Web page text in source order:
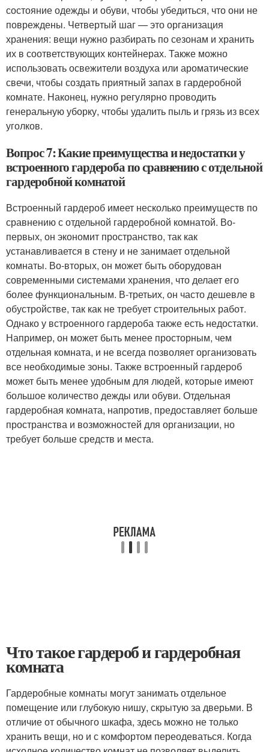
состояние одежды и обуви, чтобы убедиться, что они не
повреждены. Четвертый шаг — это организация
хранения: вещи нужно разбирать по сезонам и хранить
их в соответствующих контейнерах. Также можно
использовать освежители воздуха или ароматические
свечи, чтобы создать приятный запах в гардеробной
комнате. Наконец, нужно регулярно проводить
генеральную уборку, чтобы удалить пыль и грязь из всех
уголков.
Вопрос 7: Какие преимущества и недостатки у
встроенного гардероба по сравнению с отдельной
гардеробной комнатой
Встроенный гардероб имеет несколько преимуществ по
сравнению с отдельной гардеробной комнатой. Во-
первых, он экономит пространство, так как
устанавливается в стену и не занимает отдельной
комнаты. Во-вторых, он может быть оборудован
современными системами хранения, что делает его
более функциональным. В-третьих, он часто дешевле в
обустройстве, так как не требует строительных работ.
Однако у встроенного гардероба также есть недостатки.
Например, он может быть менее просторным, чем
отдельная комната, и не всегда позволяет организовать
все необходимые зоны. Также встроенный гардероб
может быть менее удобным для людей, которые имеют
большое количество дежды или обуви. Отдельная
гардеробная комната, напротив, предоставляет больше
пространства и возможностей для организации, но
требует больше средств и места.
Что такое гардероб и гардеробная
комната
Гардеробные комнаты могут занимать отдельное
помещение или глубокую нишу, скрытую за дверьми. В
отличие от обычного шкафа, здесь можно не только
хранить вещи, но и с комфортом переодеваться. Когда